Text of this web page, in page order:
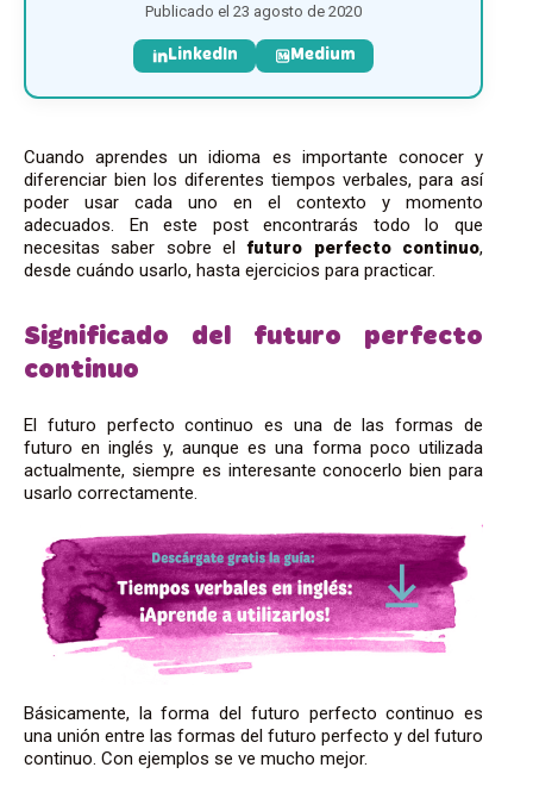
Publicado el 23 agosto de 2020
LinkedIn Medium
Cuando aprendes un idioma es importante conocer y
diferenciar bien los diferentes tiempos verbales, para así
poder usar cada uno en el contexto y momento
adecuados. En este post encontrarás todo lo que
necesitas saber sobre elfuturo perfecto continuo,
desde cuándo usarlo, hasta ejercicios para practicar.
Significado del futuro perfecto
continuo
El futuro perfecto continuo es una de las formas de
futuro en inglés y, aunque es una forma poco utilizada
actualmente, siempre es interesante conocerlo bien para
usarlo correctamente.
Básicamente, la forma del futuro perfecto continuo es
una unión entre las formas del futuro perfecto y del futuro
continuo. Con ejemplos se ve mucho mejor.